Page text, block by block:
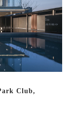
Club,